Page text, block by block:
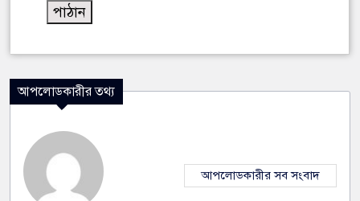
আপলোডকারীর তথ্য
আপলোডকারীর সব সংবাদ